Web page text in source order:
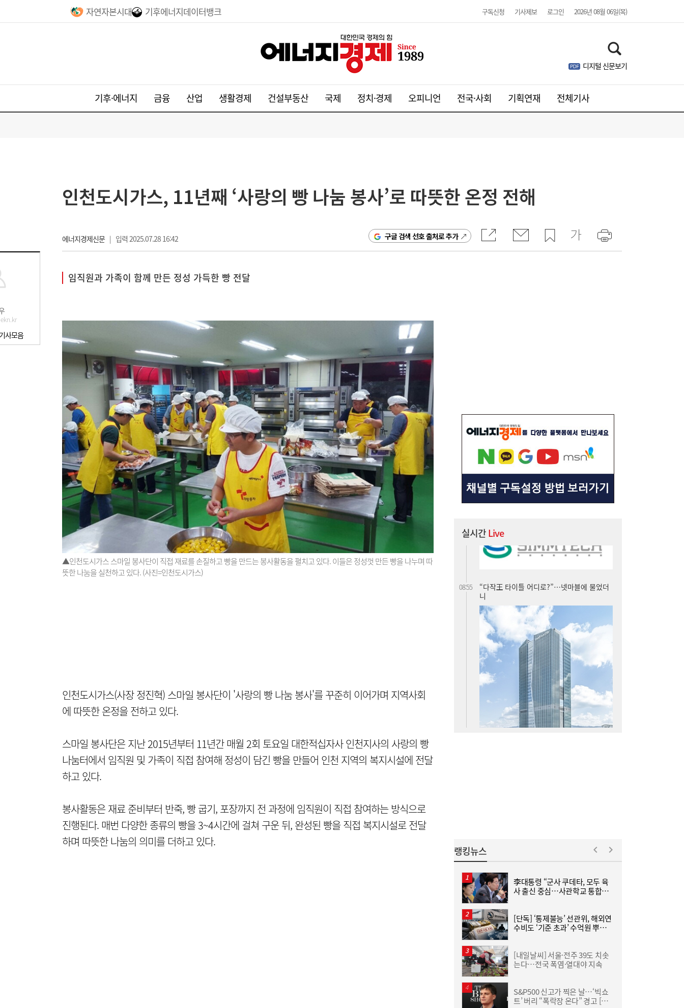
자연자본시대 기후에너지데이터뱅크 구독신청 기사제보 로그인 2026년 08월 06일(목)
디지털 신문보기
기후·에너지 금융 산업 생활경제 건설부동산 국제 정치·경제 오피니언 전국·사회 기획연재 전체기사
사모음
인천도시가스, 11년째 ‘사랑의 빵 나눔 봉사’로 따뜻한 온정 전해
에너지경제신문| 입력 2025.07.28 16:42 구글 검색 선호 출처로 추가
임직원과 가족이 함께 만든 정성 가득한 빵 전달
▲인천도시가스 스마일 봉사단이 직접 재료를 손질하고 빵을 만드는 봉사활동을 펼치고 있다. 이들은 정성껏 만든 빵을 나누며 따
뜻한 나눔을 실천하고 있다. (사진=인천도시가스)
인천도시가스(사장 정진혁) 스마일 봉사단이 '사랑의 빵 나눔 봉사'를 꾸준히 이어가며 지역사회
에 따뜻한 온정을 전하고 있다.
스마일 봉사단은 지난 2015년부터 11년간 매월 2회 토요일 대한적십자사 인천지사의 사랑의 빵
나눔터에서 임직원 및 가족이 직접 참여해 정성이 담긴 빵을 만들어 인천 지역의 복지시설에 전달
하고 있다.
봉사활동은 재료 준비부터 반죽, 빵 굽기, 포장까지 전 과정에 임직원이 직접 참여하는 방식으로
진행된다. 매번 다양한 종류의 빵을 3~4시간에 걸쳐 구운 뒤, 완성된 빵을 직접 복지시설로 전달
하며 따뜻한 나눔의 의미를 더하고 있다.
실시간Live
09:49
‘지커 질주’에 웃은 지리, 25만대 팔았다…중
국차 해외 공세 가속
[특징주] 심텍, 장 초반 급등…호실적에 증권
“다작王 타이틀 어디로?”…넷마블에 물었더
18:35
라인야후 날개 단 카카오게임즈…“기본부터
다시 세운다”
랭킹뉴스
李대통령 “군사 쿠데타, 모두 육
사 출신 중심…사관학교 통합하
[단독] ‘통제불능’ 선관위, 해외연
수비도 ‘기준 초과’ 수억원 뿌렸
[내일날씨] 서울·전주 39도 치솟
는다…전국 폭염·열대야 지속
S&P500 신고가 찍은 날…‘빅쇼
트’ 버리 “폭락장 온다” 경고 [머